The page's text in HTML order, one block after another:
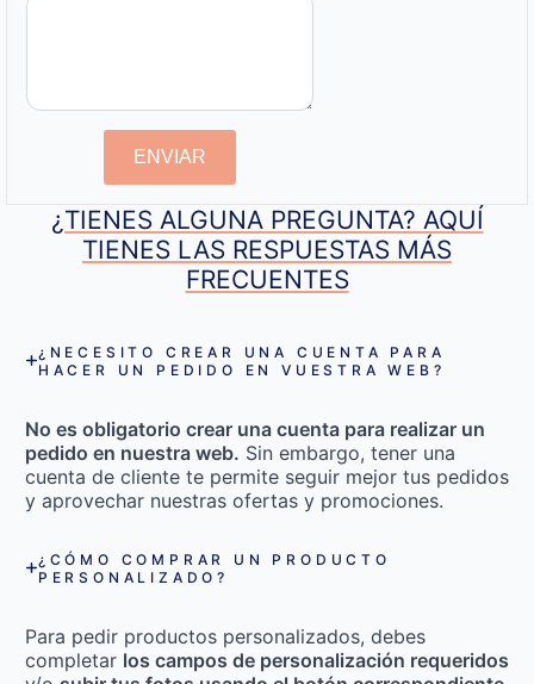
ENVIAR
¿TIENES ALGUNA PREGUNTA? AQUÍ
TIENES LAS RESPUESTAS MÁS
FRECUENTES
¿NECESITO CREAR UNA CUENTA PARA
HACER UN PEDIDO EN VUESTRA WEB?
No es obligatorio crear una cuenta para realizar un
pedido en nuestra web. Sin embargo, tener una
cuenta de cliente te permite seguir mejor tus pedidos
y aprovechar nuestras ofertas y promociones.
¿CÓMO COMPRAR UN PRODUCTO
PERSONALIZADO?
Para pedir productos personalizados, debes
completar los campos de personalización requeridos